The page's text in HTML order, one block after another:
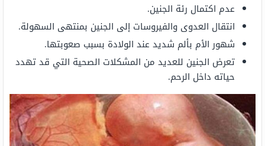
عدم اكتمال رئة الجنين.
انتقال العدوى والفيروسات إلى الجنين بمنتهى السهولة.
شهور الأم بألم شديد عند الولادة بسبب صعوبتها.
تعرض الجنين للعديد من المشكلات الصحية التي قد تهدد
حياته داخل الرحم.